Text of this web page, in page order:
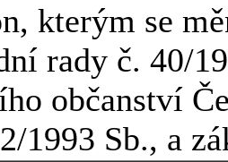
kterým se
rady č. 40/
občanství
1993 Sb., a